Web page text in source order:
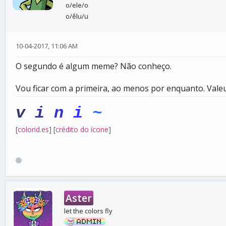
o/ele/o
o/êlu/u
10-04-2017, 11:06 AM
O segundo é algum meme? Não conheço.
Vou ficar com a primeira, ao menos por enquanto.
v i n i ~
[colorid.es] [crédito do ícone]
Aster
let the colors fly